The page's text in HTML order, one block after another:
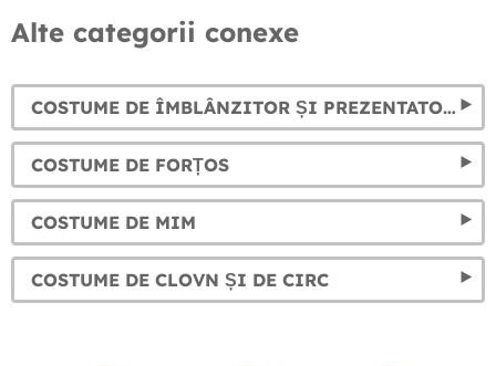
Alte categorii conexe
COSTUME DE ÎMBLÂNZITOR ȘI PREZENTATOR DE CIRC
COSTUME DE FORȚOS
COSTUME DE MIM
COSTUME DE CLOVN ȘI DE CIRC